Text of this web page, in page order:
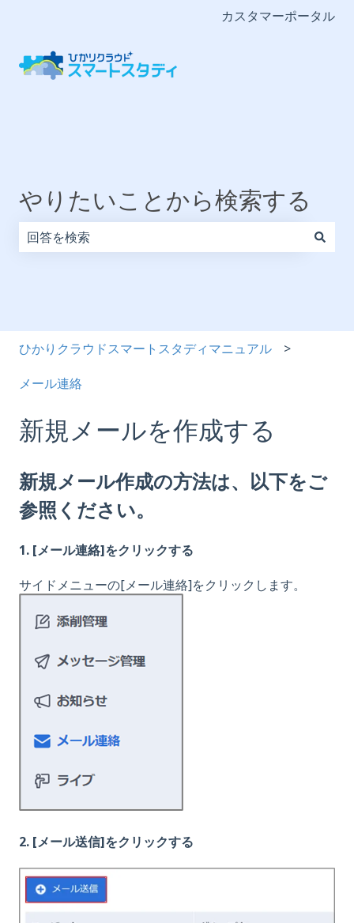
カスタマーポータル
やりたいことから検索する
ひかりクラウドスマートスタディマニュアル
メール連絡
新規メールを作成する
新規メール作成の方法は、以下をご
参照ください。
1. [メール連絡]をクリックする
サイドメニューの[メール連絡]をクリックします。
2. [メール送信]をクリックする